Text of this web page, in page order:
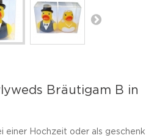
Bräutigam B in
einer Hochzeit oder als geschenk